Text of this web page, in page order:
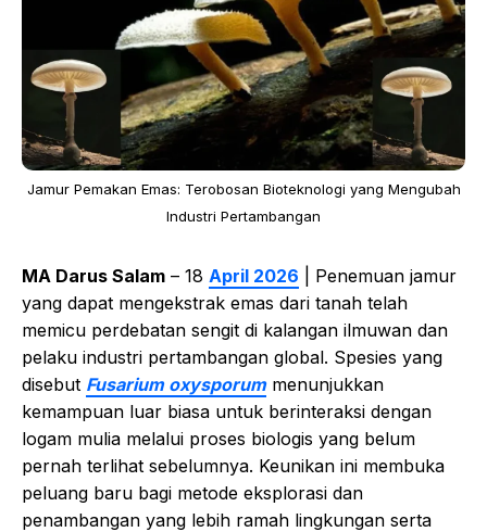
Jamur Pemakan Emas: Terobosan Bioteknologi yang Mengubah
Industri Pertambangan
MA Darus Salam – 18 April 2026 | Penemuan jamur
yang dapat mengekstrak emas dari tanah telah
memicu perdebatan sengit di kalangan ilmuwan dan
pelaku industri pertambangan global. Spesies yang
disebut Fusarium oxysporummenunjukkan
kemampuan luar biasa untuk berinteraksi dengan
logam mulia melalui proses biologis yang belum
pernah terlihat sebelumnya. Keunikan ini membuka
peluang baru bagi metode eksplorasi dan
penambangan yang lebih ramah lingkungan serta